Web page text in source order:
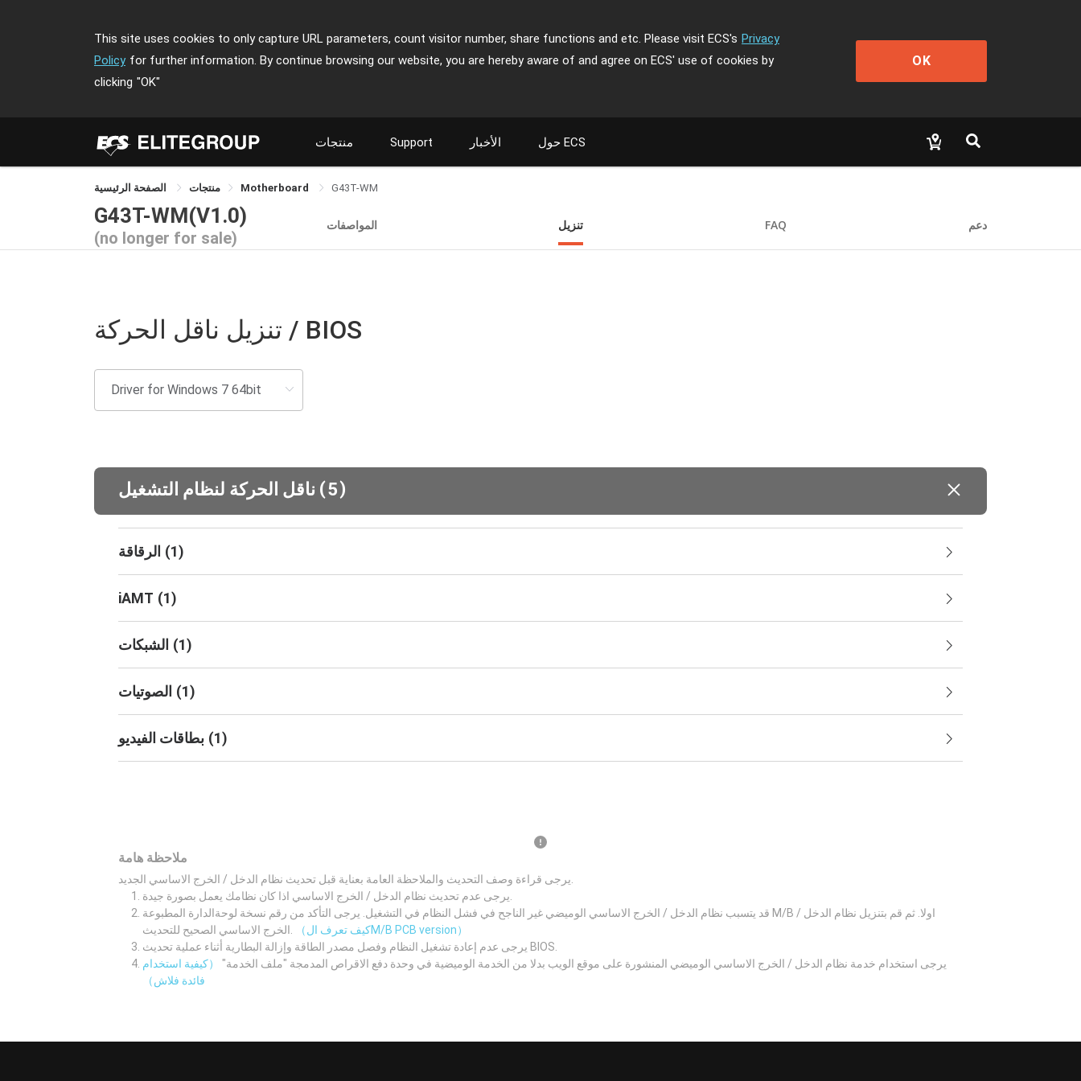
This site uses cookies to only capture URL parameters, count visitor number, share functions and etc. Please visit ECS's Privacy
Policy for further information. By continue browsing our website, you are hereby aware of and agree on ECS' use of cookies by
clicking "OK"
OK
منتجات Support الأخبار حول ECS
منتجات Motherboard G43T-WM
G43T-WM(V1.0)
(no longer for sale)
المواصفات تنزيل FAQ دعم
تنزيل ناقل الحركة / BIOS
(5)
الرقاقة (1)
iAMT (1)
الشبكات (1)
الصوتيات (1)
بطاقات الفيديو (1)
ملاحظة هامة
قد يتسبب نظام الدخل / الخرج الاساسي الوميضي غير الناجح في فشل النظام في التشغيل. يرجى التأكد من رقم نسخة لوحةالدارة المطبوعة M/B اولا. ثم قم بتنزيل نظام الدخل /
（كيف تعرف الM/B PCB version）
يرجى عدم إعادة تشغيل النظام وفصل مصدر الطاقة وإزالة البطارية أثناء عملية تحديث BIOS.
يرجى استخدام خدمة نظام الدخل / الخرج الاساسي الوميضي المنشورة على موقع الويب بدلا من الخدمة الوميضية في وحدة دفع الاقراص المدمجة "ملف الخدمة"
（كيفية استخدام
فائدة فلاش）